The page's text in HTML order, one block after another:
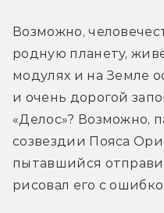
Возможно,
родную планету,
модулях и на Земле
и очень дорогой
«Делос»? Возможно,
созвездии Пояса
пытавшийся
рисовал его с